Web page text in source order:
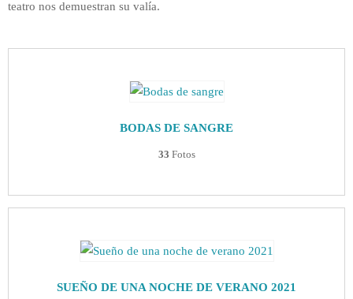
teatro nos demuestran su valía.
BODAS DE SANGRE
33 Fotos
SUEÑO DE UNA NOCHE DE VERANO 2021